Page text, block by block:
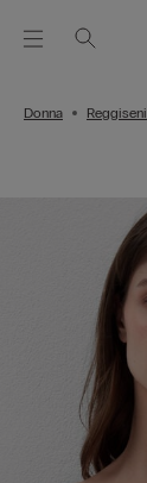
Donna Reggiseni